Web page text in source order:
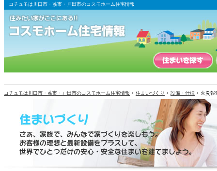
コチュモは川口市・蕨市・戸田市のコスモホーム住宅情報
コチュモは川口市・蕨市・戸田市のコスモホーム住宅情報 > 住まいづくり > 設備・仕様 > 火災報